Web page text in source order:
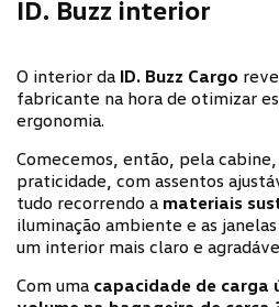
ID. Buzz interior
O interior da ID. Buzz Cargo
fabricante na hora de otimizar
ergonomia.
Comecemos, então, pela
praticidade, com assentos
tudo recorrendo a materiais
iluminação ambiente e as
um interior mais claro e
Com uma capacidade de carga